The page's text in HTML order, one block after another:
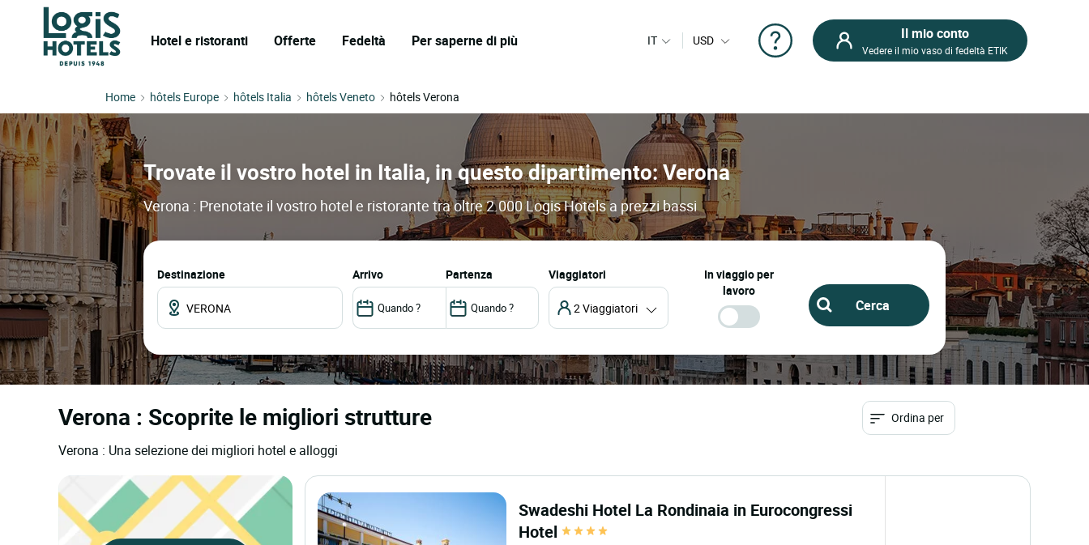
Hotel e ristoranti Offerte Fedeltà Per saperne di più IT USD Il mio conto
Vedere il mio vaso di fedeltà ETIK
Home hôtels Europe hôtels Italia hôtels Veneto hôtels Verona
Trovate il vostro hotel in Italia, in questo dipartimento: Verona
Verona : Prenotate il vostro hotel e ristorante tra oltre 2.000 Logis Hotels a prezzi bassi
Destinazione arrivo partenza Viaggiatori
2 Viaggiatori
In viaggio per
lavoro
Verona : Scoprite le migliori strutture
Verona : Una selezione dei migliori hotel e alloggi
Ordina per
Swadeshi Hotel La Rondinaia in Eurocongressi
Hotel